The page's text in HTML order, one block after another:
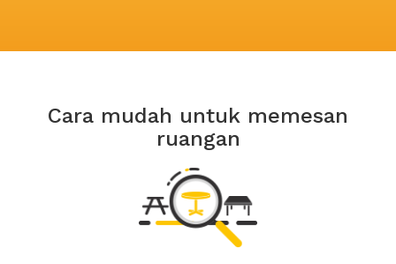
Cara mudah untuk memesan
ruangan